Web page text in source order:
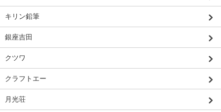
キリン鉛筆
銀座吉田
クツワ
クラフトエー
月光荘